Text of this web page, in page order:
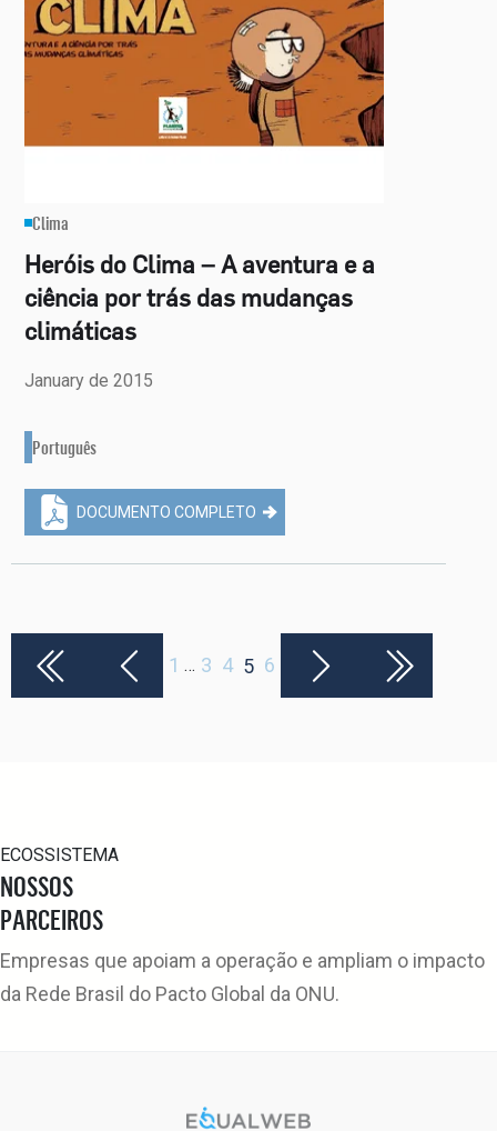
Clima
Heróis do Clima – A aventura e a
ciência por trás das mudanças
climáticas
January de 2015
Português
DOCUMENTO COMPLETO
1 … 3 4 5 6
ECOSSISTEMA
NOSSOS
PARCEIROS
Empresas que apoiam a operação e ampliam o impacto
da Rede Brasil do Pacto Global da ONU.